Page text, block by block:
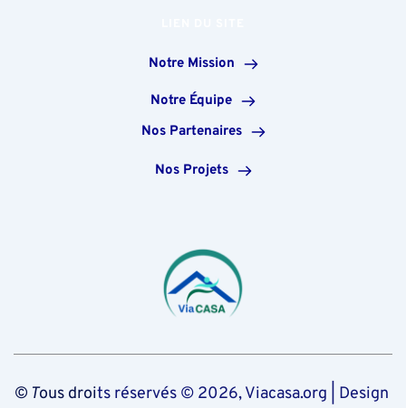
Notre Mission
Notre Équipe
Nos Partenaires
Nos Projets
© Tous droits réservés © 2026, Viacasa.org | Design